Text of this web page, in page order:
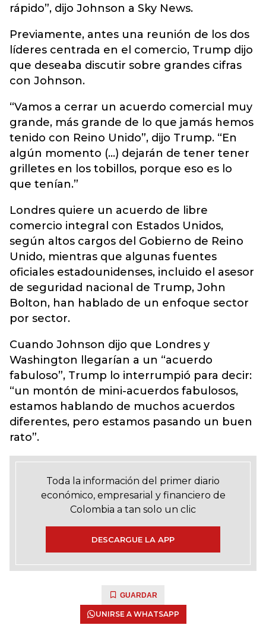
rápido”, dijo Johnson a Sky News.
Previamente, antes una reunión de los dos
líderes centrada en el comercio, Trump dijo
que deseaba discutir sobre grandes cifras
con Johnson.
“Vamos a cerrar un acuerdo comercial muy
grande, más grande de lo que jamás hemos
tenido con Reino Unido”, dijo Trump. “En
algún momento (...) dejarán de tener tener
grilletes en los tobillos, porque eso es lo
que tenían.”
Londres quiere un acuerdo de libre
comercio integral con Estados Unidos,
según altos cargos del Gobierno de Reino
Unido, mientras que algunas fuentes
oficiales estadounidenses, incluido el asesor
de seguridad nacional de Trump, John
Bolton, han hablado de un enfoque sector
por sector.
Cuando Johnson dijo que Londres y
Washington llegarían a un “acuerdo
fabuloso”, Trump lo interrumpió para decir:
“un montón de mini-acuerdos fabulosos,
estamos hablando de muchos acuerdos
diferentes, pero estamos pasando un buen
rato”.
Toda la información del primer diario
económico, empresarial y financiero de
Colombia a tan solo un clic
DESCARGUE LA APP
GUARDAR
UNIRSE A WHATSAPP